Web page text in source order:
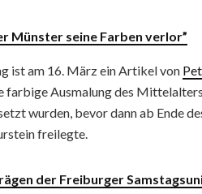
Münster seine Farben verlor”
ist am 16. März ein Artikel von
farbige Ausmalung des
wurden, bevor dann ab Ende
freilegte.
der Freiburger